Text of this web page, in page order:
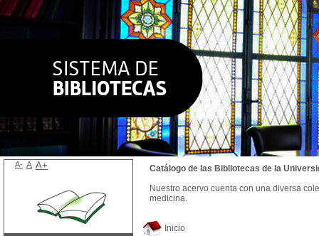
Inicio
Catálogo de las Bibliotecas de la
Nuestro acervo cuenta con una diversa
medicina.
A- A A+